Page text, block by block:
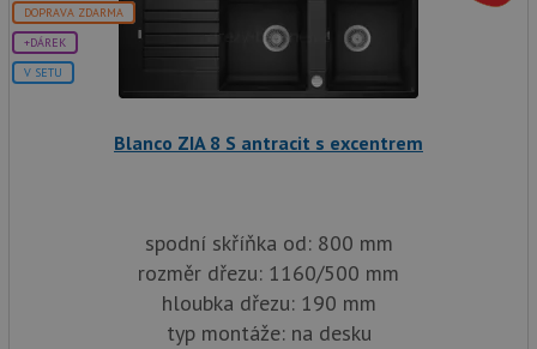
DOPRAVA ZDARMA
+DÁREK
V SETU
Blanco ZIA 8 S antracit s excentrem
spodní skříňka od: 800 mm
rozměr dřezu: 1160/500 mm
hloubka dřezu: 190 mm
typ montáže: na desku